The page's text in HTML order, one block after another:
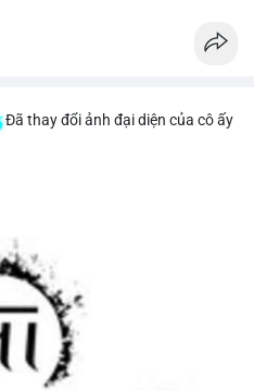
Đã thay đổi ảnh đại diện của cô ấy